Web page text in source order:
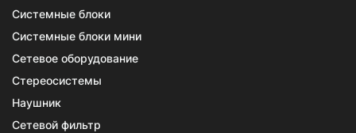
Системные блоки
Системные блоки мини
Сетевое оборудование
Стереосистемы
Наушник
Сетевой фильтр